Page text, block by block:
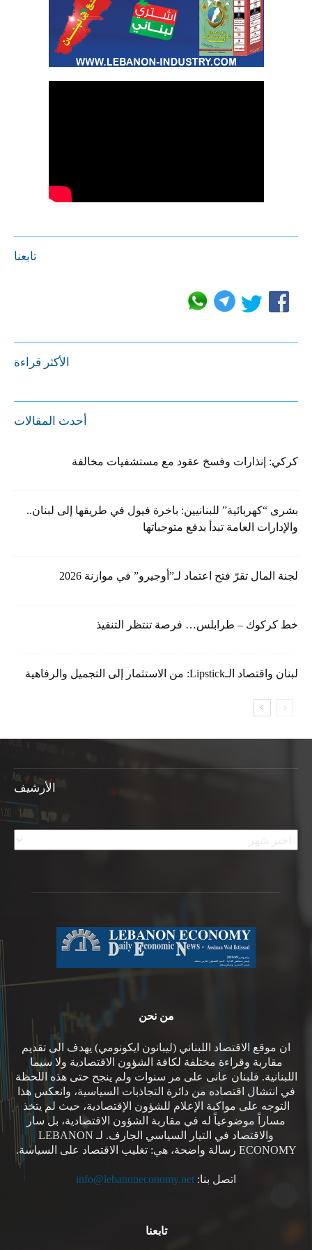
تابعنا
الأكثر قراءة
أحدث المقالات
كركي: إنذارات وفسخ عقود مع مستشفيات مخالفة
بشرى “كهربائية” للبنانيين: باخرة فيول في طريقها إلى لبنان..
والإدارات العامة تبدأ بدفع متوجباتها
لجنة المال تقرّ فتح اعتماد لـ”أوجيرو” في موازنة 2026
خط كركوك – طرابلس… فرصة تنتظر التنفيذ
لبنان واقتصاد الـLipstick: من الاستثمار إلى التجميل والرفاهية
الأرشيف
الأرشيف
من نحن
ان موقع الاقتصاد اللبناني (ليبانون ايكونومي) يهدف الى تقديم
مقاربة وقراءة مختلفة لكافة الشؤون الاقتصادية ولا سيما
اللبنانية. فلبنان عانى على مر سنوات ولم ينجح حتى هذه اللحظة
في انتشال اقتصاده من دائرة التجاذبات السياسية، وانعكس هذا
التوجه على مواكبة الإعلام للشؤون الإقتصادية، حيث لم يتخذ
مساراً موضوعياً له في مقاربة الشؤون الاقتصادية، بل سار
والاقتصاد في التيار السياسي الجارف. لـ LEBANON
ECONOMY رسالة واضحة، هي: تغليب الاقتصاد على السياسة.
اتصل بنا: info@lebanoneconomy.net
تابعنا